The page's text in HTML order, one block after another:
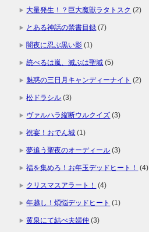
大量発生！？巨大魔獣ラタトスク (2)
とある神話の禁書目録 (7)
闇夜に忍ぶ黒い影 (1)
統べるは嵐、滅ぶは聖域 (5)
魅惑の三日月キャンディーナイト (2)
松ドラシル (3)
ヴァルハラ縦断ウルクイズ (3)
祝宴！おでん城 (1)
夢追う聖夜のオーディール (3)
福を集めろ！お年玉デッドヒート！ (4)
クリスマスアラート！ (4)
年越し！煩悩デッドヒート (1)
黄泉にて結べ夫婦仲 (3)